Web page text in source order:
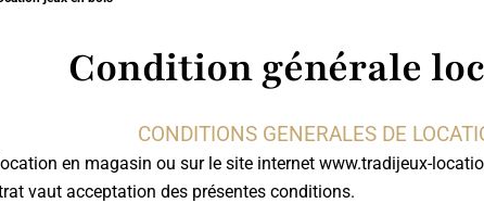
Condition générale
CONDITIONS GENERALES DE
en magasin ou sur le site internet www.tradijeux-
vaut acceptation des présentes conditions.